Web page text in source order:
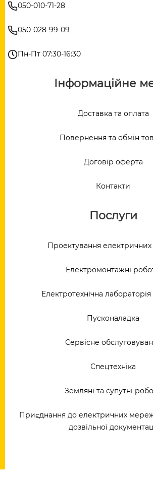
050-010-71-28
050-028-99-09
Пн-Пт 07:30-16:30
Інформаційне
Доставка та оплата
Повернення та обмін
Договір оферта
Контакти
Послуги
Проектування
Електромонтажні
Електротехнічна
Пусконаладка
Сервісне
Спецтехніка
Земляні та супутні
Приєднання до електричних
дозвільної